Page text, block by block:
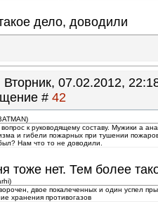
дело, доводили
Вторник, 07.02.2012,
# 42
)
к руководящему составу. Мужики а
и гибели пожарных при тушении
Нам что то не доводили.
тоже нет. Тем более
)
двое покалеченных и один успел
хранения противогазов